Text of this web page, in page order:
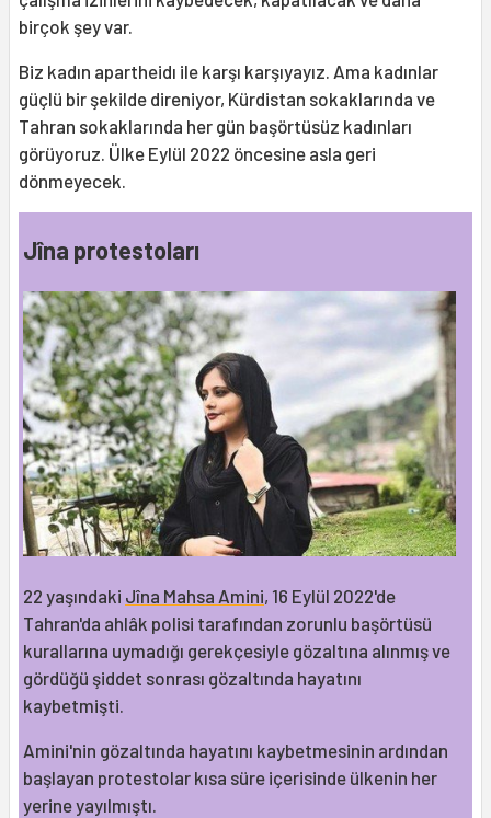
birçok şey var.
Biz kadın apartheidı ile karşı karşıyayız. Ama kadınlar
güçlü bir şekilde direniyor, Kürdistan sokaklarında ve
Tahran sokaklarında her gün başörtüsüz kadınları
görüyoruz. Ülke Eylül 2022 öncesine asla geri
dönmeyecek.
Jîna protestoları
22 yaşındaki Jîna Mahsa Amini, 16 Eylül 2022'de
Tahran'da ahlâk polisi tarafından zorunlu başörtüsü
kurallarına uymadığı gerekçesiyle gözaltına alınmış ve
gördüğü şiddet sonrası gözaltında hayatını
kaybetmişti.
Amini'nin gözaltında hayatını kaybetmesinin ardından
başlayan protestolar kısa süre içerisinde ülkenin her
yerine yayılmıştı.